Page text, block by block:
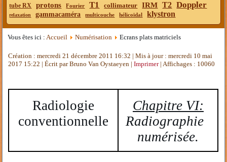
tube RX
protons Fourier T1 collimateur IRM T2 Doppler
relaxation gammacaméra multicouche hélicoïdal klystron
Vous êtes ici :Accueil Numérisation Ecrans plats matriciels
Création : mercredi 21 décembre 2011 16:32 |Mis à jour : mercredi 10 mai
2017 15:22 |Écrit par Bruno Van Oystaeyen |Imprimer | Affichages : 10060
Radiologie
conventionnelle
Chapitre VI:
Radiographie
numérisée.